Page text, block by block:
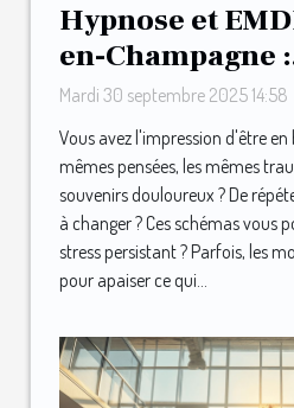
Hypnose et
en-Champagne :
Cabinet
Mardi 30 septembre 2025 14:58
Vous avez l'impression d'être en
mêmes pensées, les mêmes
souvenirs douloureux ? De
à changer ? Ces schémas vous
stress persistant ? Parfois, les
pour apaiser ce qui...